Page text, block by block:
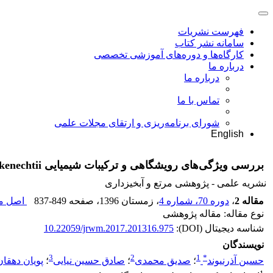
فهرست نشریات
سامانه نشر کتاب
کارگاه‌ها و دوره‌های آموزشی تخصصی
درباره ما
درباره ما
تماس با ما
شورای برنامه‌ریزی و ارتقای مجلات علمی
English
بررسی ویژگی‌های رویشگاهی و ترکیبات شیمیایی Ferula hausskenechtii
نشریه علمی - پژوهشی مرتع و آبخیزداری
مقاله 2
، دوره 70، شماره 4 ، زمستان 1396 ، صفحه 837-849 اصل
نوع مقاله: مقاله پژوهشی
شناسه دیجیتال (DOI):
10.22059/jrwm.2017.201316.975
نویسندگان
حسین آذرنیوند*
1؛ صدیق محمدی2؛ صادق حسین نیایی3؛ پویان